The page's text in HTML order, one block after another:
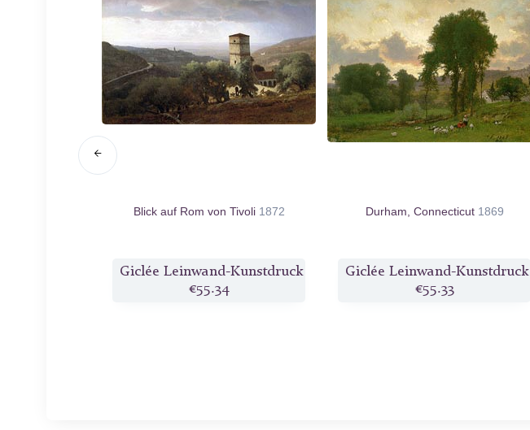
Blick auf Rom von Tivoli 1872
Giclée Leinwand-Kunstdruck
€55.34
Durham, Connecticut 1869
Giclée Leinwand-Kunstdruck
€55.33